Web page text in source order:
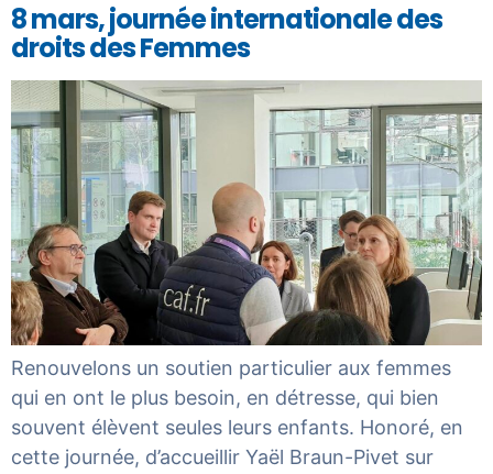
8 mars, journée internationale des
droits des Femmes
Renouvelons un soutien particulier aux femmes
qui en ont le plus besoin, en détresse, qui bien
souvent élèvent seules leurs enfants. Honoré, en
cette journée, d’accueillir Yaël Braun-Pivet sur